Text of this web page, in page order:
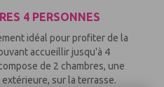
4 PERSONNES
idéal pour profiter de la
accueillir jusqu'à 4
de 2 chambres, une
sur la terrasse.